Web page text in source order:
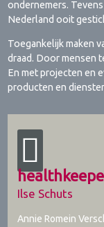
ondernemers.
Nederland ooit
Toegankelijk maken
draad. Door mensen
En met projecten en
producten en
Ilse Schuts
Annie Romein